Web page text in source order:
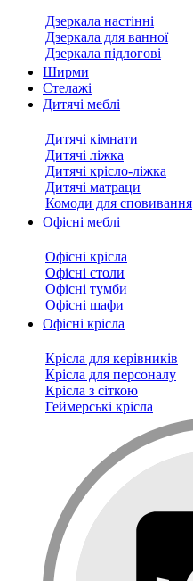
Дзеркала настінні
Дзеркала для ванної
Дзеркала підлогові
Ширми
Стелажі
Дитячі меблі
Дитячі кімнати
Дитячі ліжка
Дитячі крісло-ліжка
Дитячі матраци
Комоди для сповивання
Офісні меблі
Офісні крісла
Офісні столи
Офісні тумби
Офісні шафи
Офісні крісла
Крісла для керівників
Крісла для персоналу
Крісла з сіткою
Геймерські крісла